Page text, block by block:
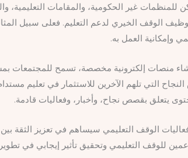
للمنظمات غير الحكومية، والمقامات
الوقف الخيري لدعم التعليم. فعلى سبيل
وإمكانية العمل به.
منصات إلكترونية مخصصة، تسمح للمجتمعات
التي تلهم الآخرين للاستثمار في تعليم
يتعلق بقصص نجاح، وأخبار، وفعاليات قادمة.
الوقف التعليمي سيساهم في تعزيز الثقة
للوقف التعليمي وتحقيق تأثير إيجابي في تطوير